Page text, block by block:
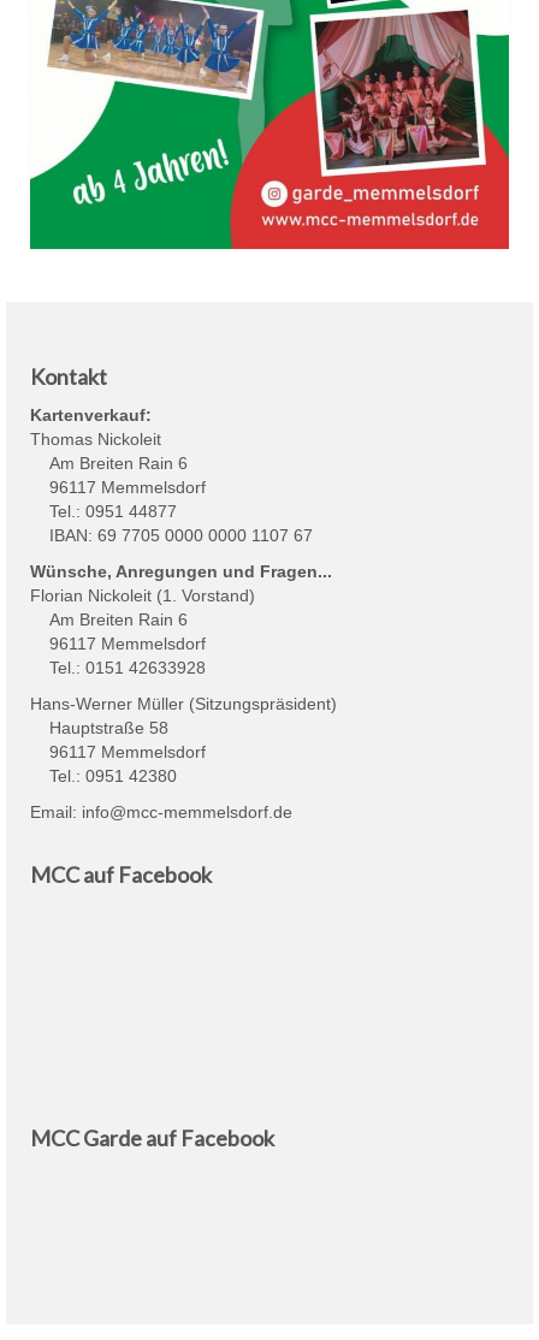
Kontakt
Kartenverkauf:
Thomas Nickoleit
Am Breiten Rain 6
96117 Memmelsdorf
Tel.: 0951 44877
IBAN: 69 7705 0000 0000 1107 67
Wünsche, Anregungen und Fragen...
Florian Nickoleit (1. Vorstand)
Am Breiten Rain 6
96117 Memmelsdorf
Tel.: 0151 42633928
Hans-Werner Müller (Sitzungspräsident)
Hauptstraße 58
96117 Memmelsdorf
Tel.: 0951 42380
Email: info@mcc-memmelsdorf.de
MCC auf Facebook
MCC Garde auf Facebook